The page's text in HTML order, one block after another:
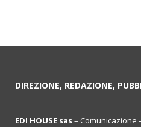
DIREZIONE, REDAZIONE,
EDI HOUSE sas– Comunicazione